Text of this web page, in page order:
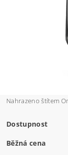
Nahrazeno štítem
Dostupnost
Běžná cena